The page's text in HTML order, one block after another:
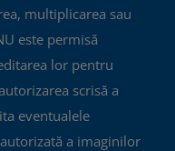
multiplicarea sau
este permisă
lor pentru
scrisă a
eventualele
a imaginilor